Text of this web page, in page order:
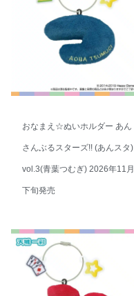
おなまえ☆ぬいホルダー あん
さんぶるスターズ!! (あんスタ)
vol.3(青葉つむぎ) 2026年11月
下旬発売